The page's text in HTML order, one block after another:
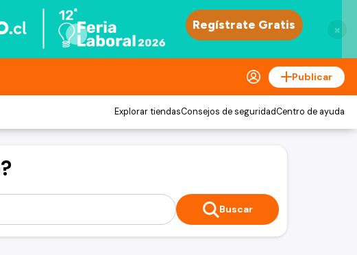
×
Publicar
Explorar tiendasConsejos de seguridadCentro de ayuda
Buscar